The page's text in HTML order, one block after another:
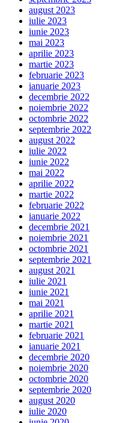
august 2023
iulie 2023
iunie 2023
mai 2023
aprilie 2023
martie 2023
februarie 2023
ianuarie 2023
decembrie 2022
noiembrie 2022
octombrie 2022
septembrie 2022
august 2022
iulie 2022
iunie 2022
mai 2022
aprilie 2022
martie 2022
februarie 2022
ianuarie 2022
decembrie 2021
noiembrie 2021
octombrie 2021
septembrie 2021
august 2021
iulie 2021
iunie 2021
mai 2021
aprilie 2021
martie 2021
februarie 2021
ianuarie 2021
decembrie 2020
noiembrie 2020
octombrie 2020
septembrie 2020
august 2020
iulie 2020